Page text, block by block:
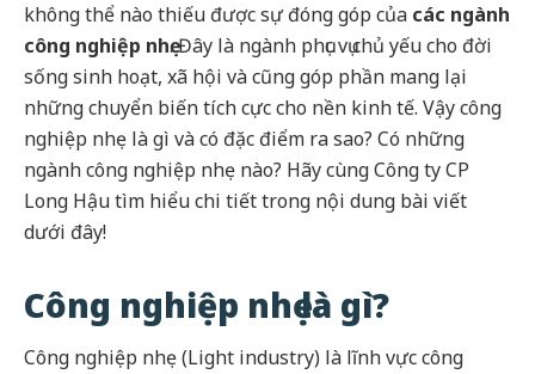
không thể nào thiếu được sự đóng góp của các ngành
công nghiệp nhẹ. Đây là ngành phục vụ chủ yếu cho đời
sống sinh hoạt, xã hội và cũng góp phần mang lại
những chuyển biến tích cực cho nền kinh tế. Vậy công
nghiệp nhẹ là gì và có đặc điểm ra sao? Có những
ngành công nghiệp nhẹ nào? Hãy cùng Công ty CP
Long Hậu tìm hiểu chi tiết trong nội dung bài viết
dưới đây!
Công nghiệp nhẹ là gì?
Công nghiệp nhẹ (Light industry) là lĩnh vực công